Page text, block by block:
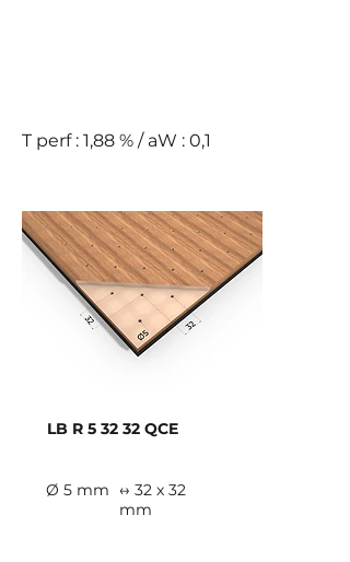
T perf : 1,88 % / aW : 0,1
LB R 5 32 32 QCE
Ø 5 mm ↔ 32 x 32
mm